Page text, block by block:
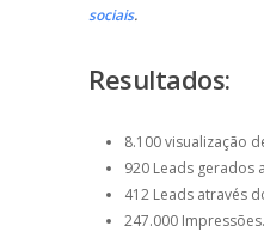
sociais.
Resultados:
8.100 visualização
920 Leads gerados
412 Leads através
247.000 Impressões.